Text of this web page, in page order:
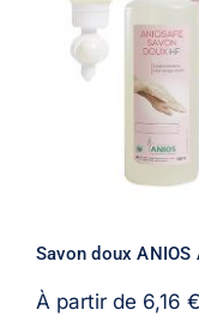
Savon doux
À partir de 6,16 €